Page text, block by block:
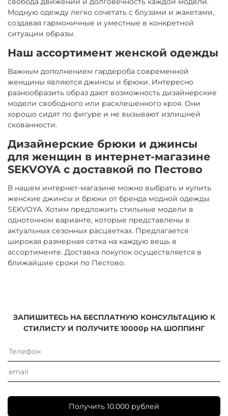
Модную одежду легко сочетать с блузами и жакетами,
создавая гармоничные и уместные в конкретной
ситуации образы.
Наш ассортимент женской одежды
Важным дополнением гардероба современной
женщины являются джинсы и брюки. Интересно
разнообразить образ дают возможность дизайнерские
модели свободного или расклешенного кроя. Они
хорошо сидят по фигуре и не вызывают излишней
скованности.
Дизайнерские брюки и джинсы
для женщин в интернет-магазине
SEKVOYA с доставкой по Пестово
В нашем интернет-магазине можно выбрать и купить
женские джинсы и брюки от бренда модной одежды
SEKVOYA. Хотим предложить стильные модели в
однотонном варианте, которые представлены в
актуальных сезонных расцветках. Предлагается
широкая размерная сетка на каждую вещь в
ассортименте. Доставка покупок осуществляется в
ближайшие сроки по Пестово.
ЗАПИШИТЕСЬ НА БЕСПЛАТНУЮ КОНСУЛЬТАЦИЮ К
СТИЛИСТУ И ПОЛУЧИТЕ 10000р НА ШОППИНГ
Получить 10.000 рублей